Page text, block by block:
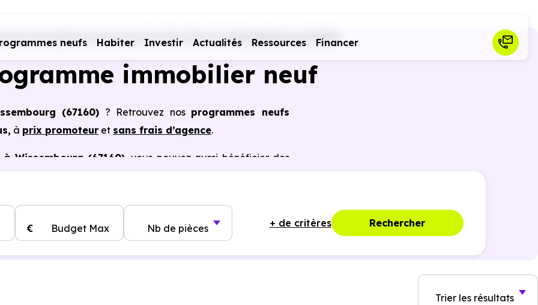
neufs Habiter Investir Actualités Ressources Financer
immobiliers neufs Grand Est Bas-Rhin (67) Wissembourg (67160)
immobilier neuf
(67160) ? Retrouvez nos programmes neufs
à prix promoteur et sans frais d’agence.
Wissembourg (67160) , vous pouvez aussi bénéficier des
Budget Max
€ Nb de pièces + de critères Rechercher
Trier les résultats